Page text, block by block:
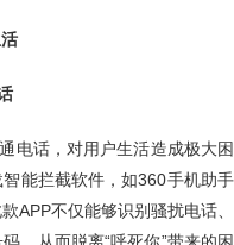
电话，对用户生活造成极大困
能拦截软件，如360手机助手
APP不仅能够识别骚扰电话、